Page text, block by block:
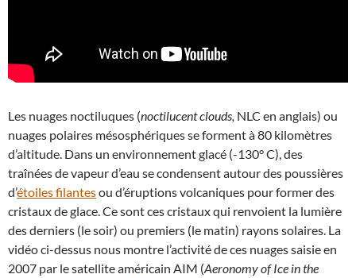
Les nuages noctiluques (noctilucent clouds, NLC en anglais) ou
nuages polaires mésosphériques se forment à 80 kilomètres
d’altitude. Dans un environnement glacé (-130° C), des
traînées de vapeur d’eau se condensent autour des poussières
d’étoiles filantesou d’éruptions volcaniques pour former des
cristaux de glace. Ce sont ces cristaux qui renvoient la lumière
des derniers (le soir) ou premiers (le matin) rayons solaires. La
vidéo ci-dessus nous montre l’activité de ces nuages saisie en
2007 par le satellite américain AIM (Aeronomy of Ice in the